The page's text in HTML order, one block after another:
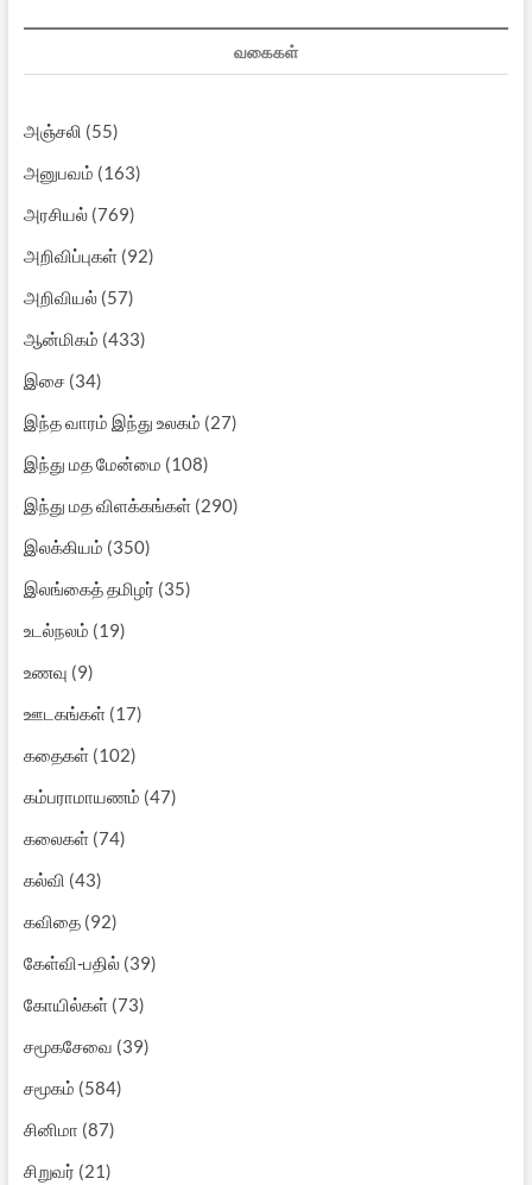
வகைகள்
அஞ்சலி (55)
அனுபவம் (163)
அரசியல்(769)
அறிவிப்புகள்(92)
அறிவியல்(57)
ஆன்மிகம் (433)
இசை(34)
இந்த வாரம் இந்து உலகம் (27)
இந்து மத மேன்மை (108)
இந்து மத விளக்கங்கள்(290)
இலக்கியம் (350)
இலங்கைத் தமிழர் (35)
உடல்நலம் (19)
உணவு (9)
ஊடகங்கள்(17)
கதைகள்(102)
கம்பராமாயணம் (47)
கலைகள்(74)
கல்வி (43)
கவிதை(92)
கேள்வி-பதில்(39)
கோயில்கள்(73)
சமூகசேவை (39)
சமூகம் (584)
சினிமா (87)
சிறுவர் (21)